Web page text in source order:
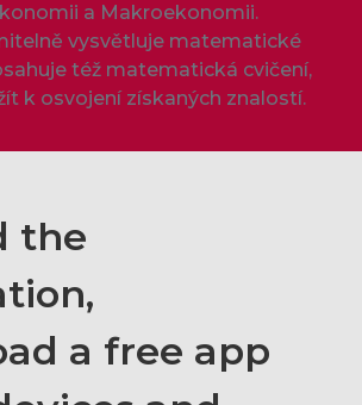
a Makroekonomii.
vysvětluje matematické
též matematická cvičení,
k osvojení získaných znalostí.
the
a free app